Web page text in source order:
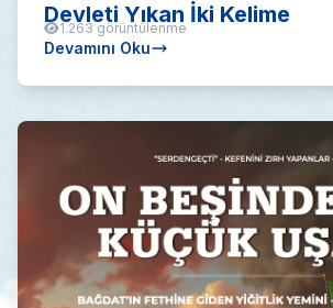
Devleti Yıkan İki Kelime
1.263 görüntülenme
Devamını Oku